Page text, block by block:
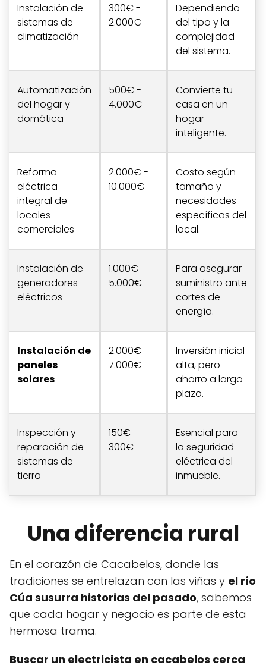
Instalación de
sistemas de
climatización
300€ -
2.000€
Dependiendo
del tipo y la
complejidad
del sistema.
Automatización
del hogar y
domótica
500€ -
4.000€
Convierte tu
casa en un
hogar
inteligente.
Reforma
eléctrica
integral de
locales
comerciales
2.000€ -
10.000€
Costo según
tamaño y
necesidades
específicas del
local.
Instalación de
generadores
eléctricos
1.000€ -
5.000€
Para asegurar
suministro ante
cortes de
energía.
Instalación de
paneles
solares
2.000€ -
7.000€
Inversión inicial
alta, pero
ahorro a largo
plazo.
Inspección y
reparación de
sistemas de
tierra
150€ -
300€
Esencial para
la seguridad
eléctrica del
inmueble.
Una diferencia rural
En el corazón de Cacabelos, donde las
tradiciones se entrelazan con las viñas y el río
Cúa susurra historias del pasado, sabemos
que cada hogar y negocio es parte de esta
hermosa trama.
Buscar un electricista en cacabelos cerca